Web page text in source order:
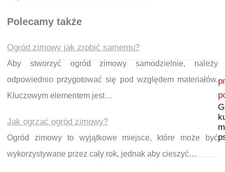
Polecamy także
Ogród zimowy jak zrobić samemu?
Aby stworzyć ogród zimowy samodzielnie, należy
odpowiednio przygotować się pod względem materiałów.
Kluczowym elementem jest…
Jak ogrzać ogród zimowy?
Ogród zimowy to wyjątkowe miejsce, które może być
wykorzystywane przez cały rok, jednak aby cieszyć…
Nawigacja wpisu